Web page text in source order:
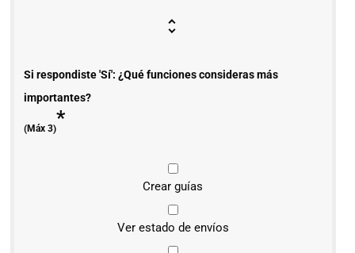
Si respondiste 'Sí': ¿Qué funciones consideras más
importantes?
(Máx 3)*
Crear guías
Ver estado de envíos